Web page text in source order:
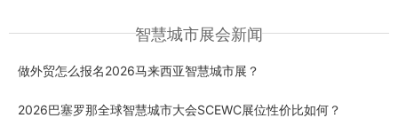
智慧城市展会新闻
做外贸怎么报名2026马来西亚智慧城市展？
2026巴塞罗那全球智慧城市大会SCEWC展位性价比如何？